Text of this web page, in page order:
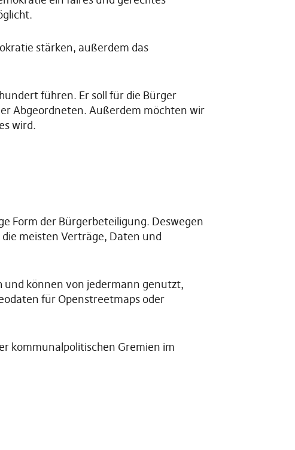
stärken, außerdem das
führen. Er soll für die Bürger
Abgeordneten. Außerdem möchten wir
wird.
Form der Bürgerbeteiligung. Deswegen
meisten Verträge, Daten und
und können von jedermann genutzt,
für Openstreetmaps oder
kommunalpolitischen Gremien im